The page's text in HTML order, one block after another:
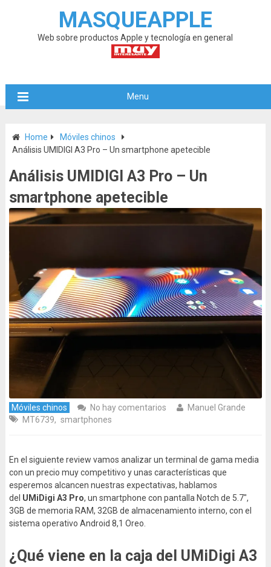
MASQUEAPPLE
Web sobre productos Apple y tecnología en general
Menu
Home
Móviles chinos
Análisis UMIDIGI A3 Pro – Un smartphone apetecible
Análisis UMIDIGI A3 Pro – Un
smartphone apetecible
Móviles chinos No hay comentarios
Manuel Grande
MT6739, smartphones
En el siguiente review vamos analizar un terminal de gama media
con un precio muy competitivo y unas características que
esperemos alcancen nuestras expectativas, hablamos
del UMiDigi A3 Pro, un smartphone con pantalla Notch de 5.7″,
3GB de memoria RAM, 32GB de almacenamiento interno, con el
sistema operativo Android 8,1 Oreo.
¿Qué viene en la caja del UMiDigi A3